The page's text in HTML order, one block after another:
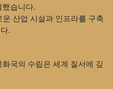
했습니다.
운 산업 시설과 인프라를 구축
.
국의 수립은 세계 질서에 깊